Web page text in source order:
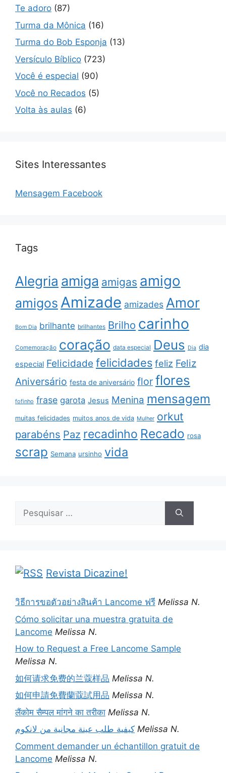
Te adoro (87)
Turma da Mônica (16)
Turma do Bob Esponja (13)
Versículo Bíblico (723)
Você é especial (90)
Você no Recados (5)
Volta às aulas (6)
Sites Interessantes
Mensagem Facebook
Tags
Alegria amiga amigas amigo
amigos Amizade amizades Amor
Bom Dia brilhante brilhantes Brilho carinho
Comemoração coração data especial Deus Dia dia
especial Felicidade felicidades feliz Feliz
Aniversário festa de aniversário flor flores
fofinho frase garota Jesus Menina mensagem
muitas felicidades muitos anos de vida Mulher orkut
parabéns Paz recadinho Recado rosa
scrap Semana ursinho vida
Pesquisar
Revista Dicazine!
วิธีการขอตัวอย่างสินค้า Lancome ฟรี Melissa N.
Cómo solicitar una muestra gratuita de
Lancome Melissa N.
How to Request a Free Lancome Sample
Melissa N.
如何请求免费的兰蔻样品 Melissa N.
如何申請免費蘭蔻試用品 Melissa N.
लैंकोम सैम्पल मांगने का तरीका Melissa N.
كيفية طلب عينة مجانية من لانكوم Melissa N.
Comment demander un échantillon gratuit de
Lancome Melissa N.